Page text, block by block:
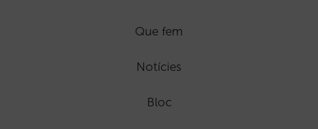
Que fem
Notícies
Bloc